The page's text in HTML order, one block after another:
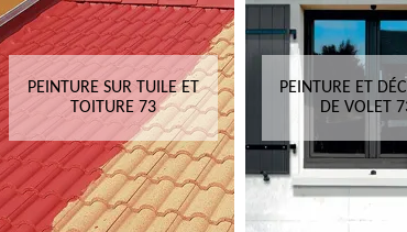
PEINTURE SUR TUILE ET
TOITURE 73
PEINTURE ET
DE VOLET